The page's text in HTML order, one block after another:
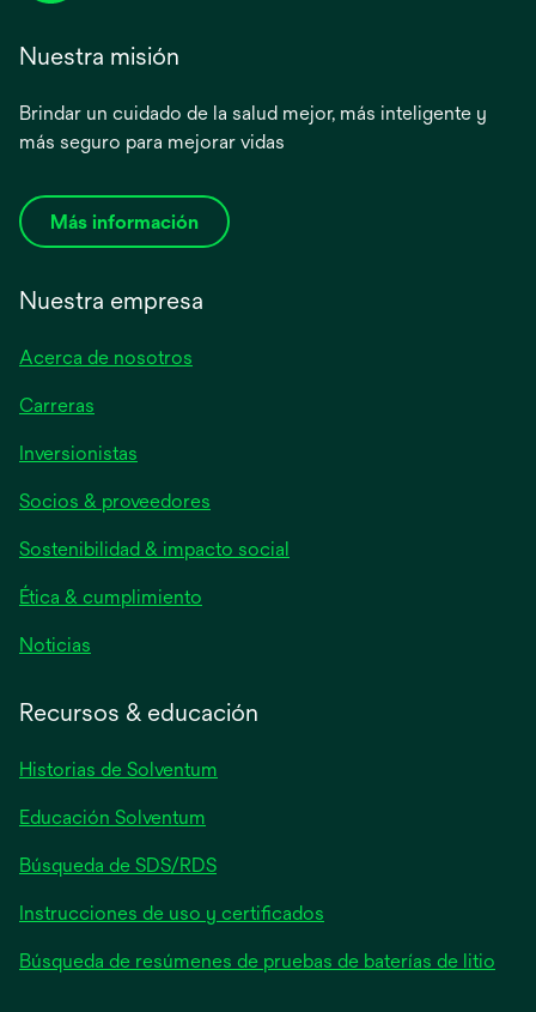
Nuestra misión
Brindar un cuidado de la salud mejor, más inteligente y
más seguro para mejorar vidas
Más información
Nuestra empresa
Acerca de nosotros
Carreras
Inversionistas
en
una
pestaña
nueva
Socios & proveedores
Sostenibilidad & impacto social
Ética & cumplimiento
Noticias
pestaña
Recursos & educación
Historias de Solventum
Educación Solventum
Búsqueda de SDS/RDS
Instrucciones de uso y certificados
Búsqueda de resúmenes de pruebas de baterías de litio